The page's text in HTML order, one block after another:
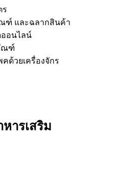
ร
ฑ์ และฉลากสินค้า
อนไลน์
ณฑ์
ด้วยเครื่องจักร
ารเสริม